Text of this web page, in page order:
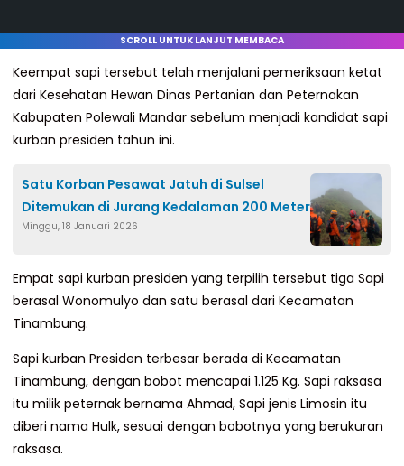
SCROLL UNTUK LANJUT MEMBACA
Keempat sapi tersebut telah menjalani pemeriksaan ketat
dari Kesehatan Hewan Dinas Pertanian dan Peternakan
Kabupaten Polewali Mandar sebelum menjadi kandidat sapi
kurban presiden tahun ini.
Satu Korban Pesawat Jatuh di Sulsel
Ditemukan di Jurang Kedalaman 200 Meter
Minggu, 18 Januari 2026
Empat sapi kurban presiden yang terpilih tersebut tiga Sapi
berasal Wonomulyo dan satu berasal dari Kecamatan
Tinambung.
Sapi kurban Presiden terbesar berada di Kecamatan
Tinambung, dengan bobot mencapai 1.125 Kg. Sapi raksasa
itu milik peternak bernama Ahmad, Sapi jenis Limosin itu
diberi nama Hulk, sesuai dengan bobotnya yang berukuran
raksasa.